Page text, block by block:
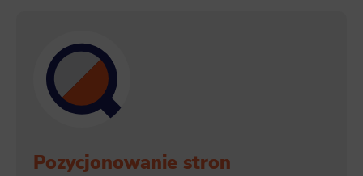
Pozycjonowanie stron